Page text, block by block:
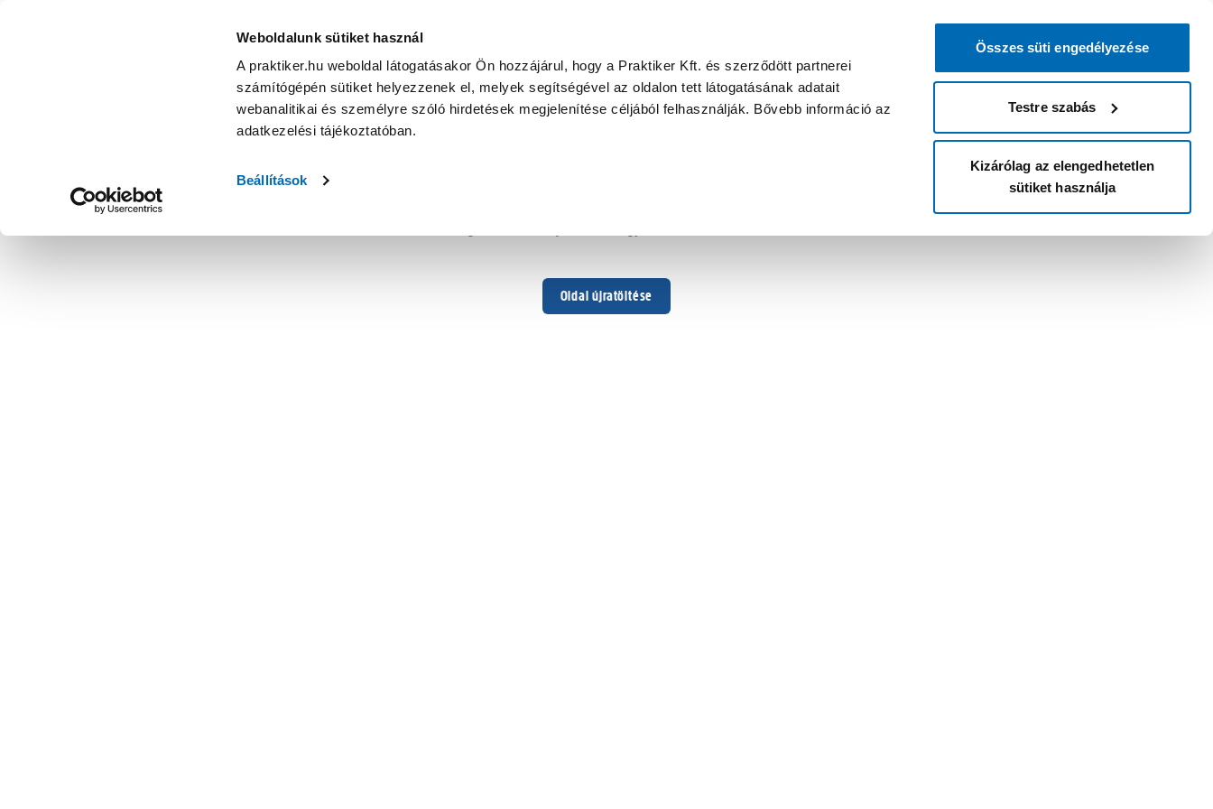
Weboldalunk sütiket használ
A praktiker.hu weboldal látogatásakor Ön hozzájárul, hogy a Praktiker Kft. és szerződött partnerei
számítógépén sütiket helyezzenek el, melyek segítségével az oldalon tett látogatásának adatait
webanalitikai és személyre szóló hirdetések megjelenítése céljából felhasználják. Bővebb információ az
adatkezelési tájékoztatóban.
Beállítások
Összes süti engedélyezése
Testre szabás
Kizárólag az elengedhetetlen
sütiket használja
Oldal újratöltése